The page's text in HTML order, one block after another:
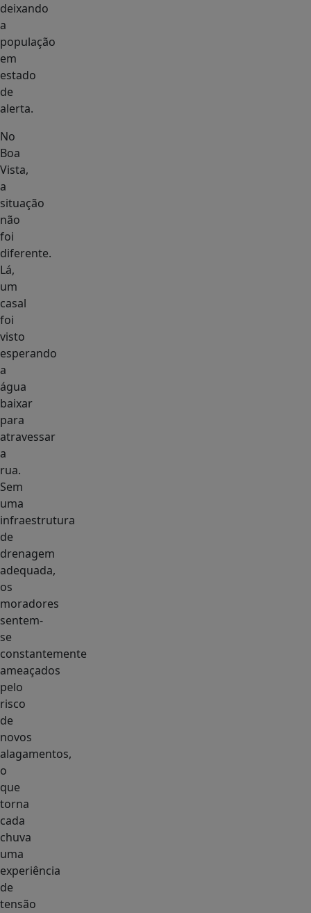
deixando
a
população
em
estado
de
alerta.
No
Boa
Vista,
a
situação
não
foi
diferente.
Lá,
um
casal
foi
visto
esperando
a
água
baixar
para
atravessar
a
rua.
Sem
uma
infraestrutura
de
drenagem
adequada,
os
moradores
sentem-
se
constantemente
ameaçados
pelo
risco
de
novos
alagamentos,
o
que
torna
cada
chuva
uma
experiência
de
tensão